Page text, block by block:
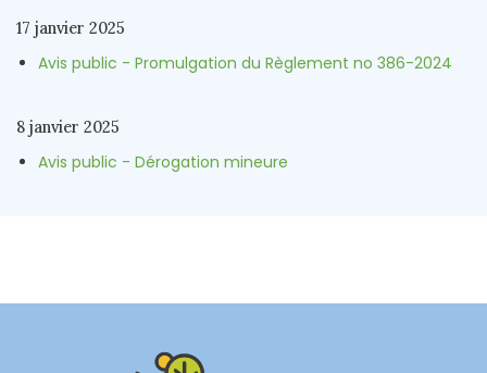
17 janvier 2025
Avis public - Promulgation du Règlement no 386-2024
8 janvier 2025
Avis public - Dérogation mineure